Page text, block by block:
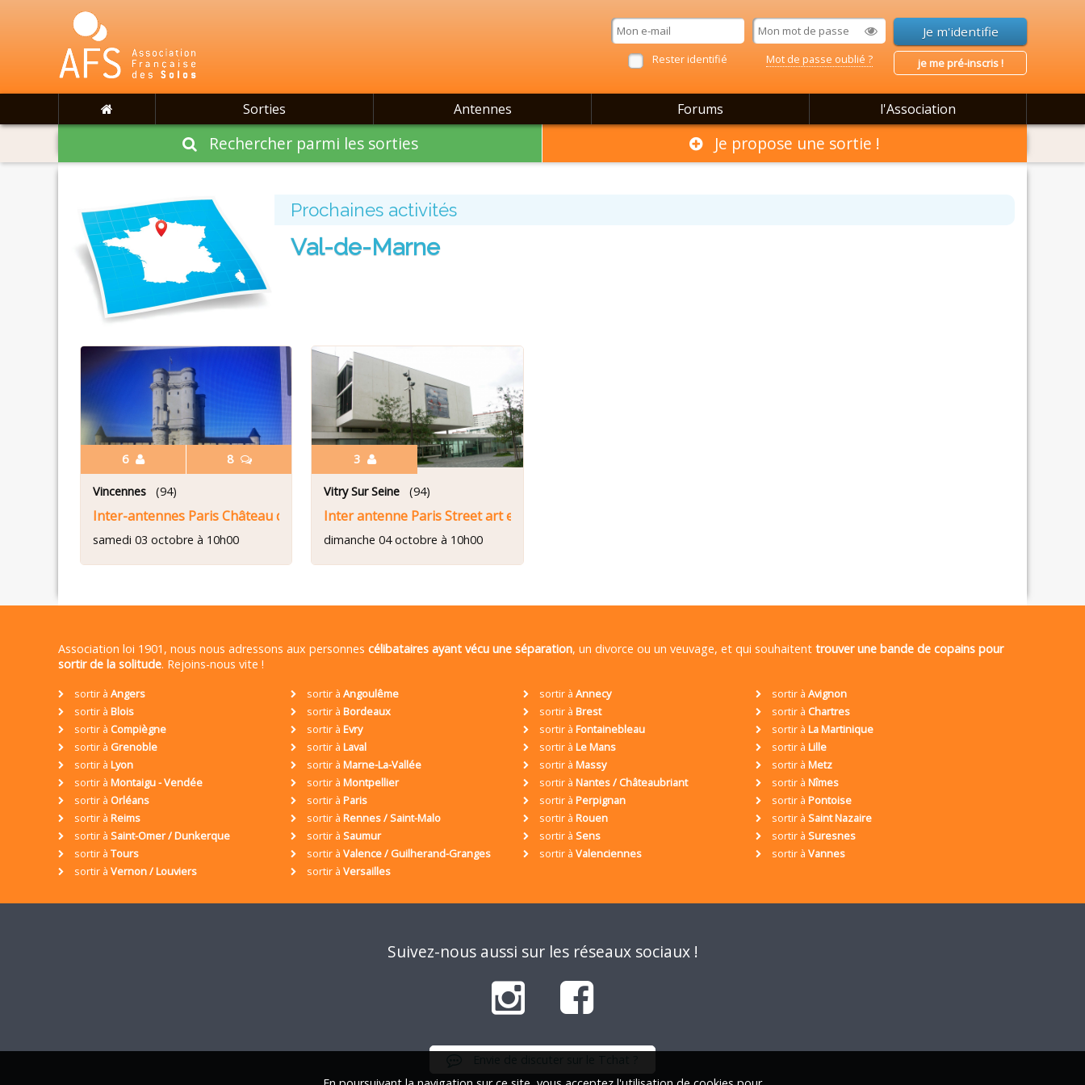
Rester identifié Mot de passe oublié ? je me pré-inscris !
Sorties Antennes Forums l'Association
Rechercher parmi les sorties Je propose une sortie !
Prochaines activités
Val-de-Marne
6 8
Vincennes(94)
Inter-antennes Paris Château de Vincennes
samedi 03 octobre à 10h00
3
Vitry Sur Seine (94)
Inter antenne Paris Street art et de l'Art contemporain
dimanche 04 octobre à 10h00
Association loi 1901, nous nous adressons aux personnes célibataires ayant vécu une séparation, un divorce ou un veuvage, et qui souhaitent trouver une bande de copains pour
sortir de la solitude. Rejoins-nous vite !
sortir à Angers sortir à Angoulême sortir à Annecy sortir à Avignon
sortir à Blois sortir à Bordeaux sortir à Brest sortir à Chartres
sortir à Compiègne sortir à Evry sortir à Fontainebleau sortir à La Martinique
sortir à Grenoble sortir à Laval sortir à Le Mans sortir à Lille
sortir à Lyon sortir à Marne-La-Vallée sortir à Massy sortir à Metz
sortir à Montaigu - Vendée sortir à Montpellier sortir à Nantes / Châteaubriant sortir à Nîmes
sortir à Orléans sortir à Paris sortir à Perpignan sortir à Pontoise
sortir à Reims sortir à Rennes / Saint-Malo sortir à Rouen sortir à Saint Nazaire
sortir à Saint-Omer / Dunkerque sortir à Saumur sortir à Sens sortir à Suresnes
sortir à Tours sortir à Valence / Guilherand-Granges sortir à Valenciennes sortir à Vannes
sortir à Vernon / Louviers sortir à Versailles
Suivez-nous aussi sur les réseaux sociaux !